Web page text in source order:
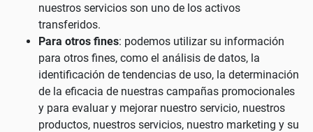
nuestros servicios son uno de los activos
transferidos.
Para otros fines: podemos utilizar su información
para otros fines, como el análisis de datos, la
identificación de tendencias de uso, la determinación
de la eficacia de nuestras campañas promocionales
y para evaluar y mejorar nuestro servicio, nuestros
productos, nuestros servicios, nuestro marketing y su